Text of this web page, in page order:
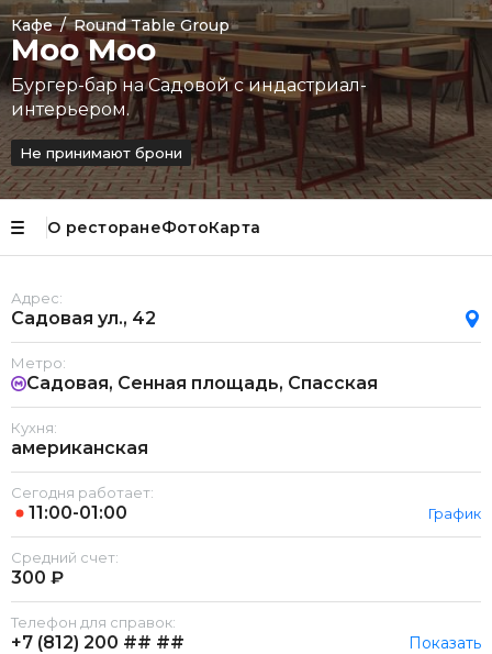
Кафе / Round Table Group
Moo Moo
Бургер-бар на Садовой с индастриал-
интерьером.
Не принимают брони
О ресторанеФотоКарта
Адрес:
Садовая ул., 42
Метро:
Садовая, Сенная площадь, Спасская
Кухня:
американская
Сегодня работает:
11:00-01:00 График
Средний счет:
300 ₽
Телефон для справок:
+7 (812) 200 ## ## Показать